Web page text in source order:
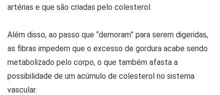
artérias e que são criadas pelo colesterol.
Além disso, ao passo que “demoram” para serem digeridas,
as fibras impedem que o excesso de gordura acabe sendo
metabolizado pelo corpo, o que também afasta a
possibilidade de um acúmulo de colesterol no sistema
vascular.